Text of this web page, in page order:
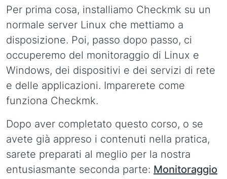
Per prima cosa, installiamo Checkmk su un
normale server Linux che mettiamo a
disposizione. Poi, passo dopo passo, ci
occuperemo del monitoraggio di Linux e
Windows, dei dispositivi e dei servizi di rete
e delle applicazioni. Imparerete come
funziona Checkmk.
Dopo aver completato questo corso, o se
avete già appreso i contenuti nella pratica,
sarete preparati al meglio per la nostra
entusiasmante seconda parte: Monitoraggio